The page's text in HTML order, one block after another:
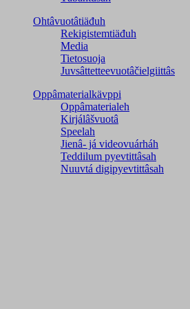
Ohtâvuotâtiäđuh
Rekigistemtiäđuh
Media
Tietosuoja
Juvsâttetteevuotâčielgiittâs
Oppâmaterialkävppi
Oppâmaterialeh
Kirjálâšvuotâ
Speelah
Jienâ- já videovuárháh
Teddilum pyevtittâsah
Nuuvtá digipyevtittâsah